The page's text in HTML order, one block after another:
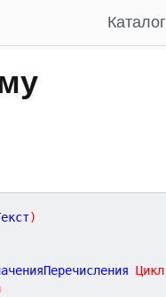
Каталог
)
Цикл